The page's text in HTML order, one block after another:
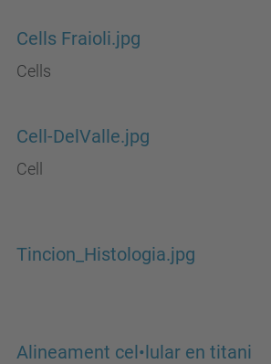
Cells Fraioli.jpg
Cells
Cell-DelValle.jpg
Cell
Tincion_Histologia.jpg
Alineament cel•lular en titani